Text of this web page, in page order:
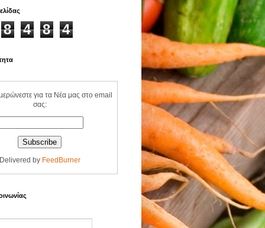
8 4 8 4
για τα Νέα μας στο email
σας:
by FeedBurner